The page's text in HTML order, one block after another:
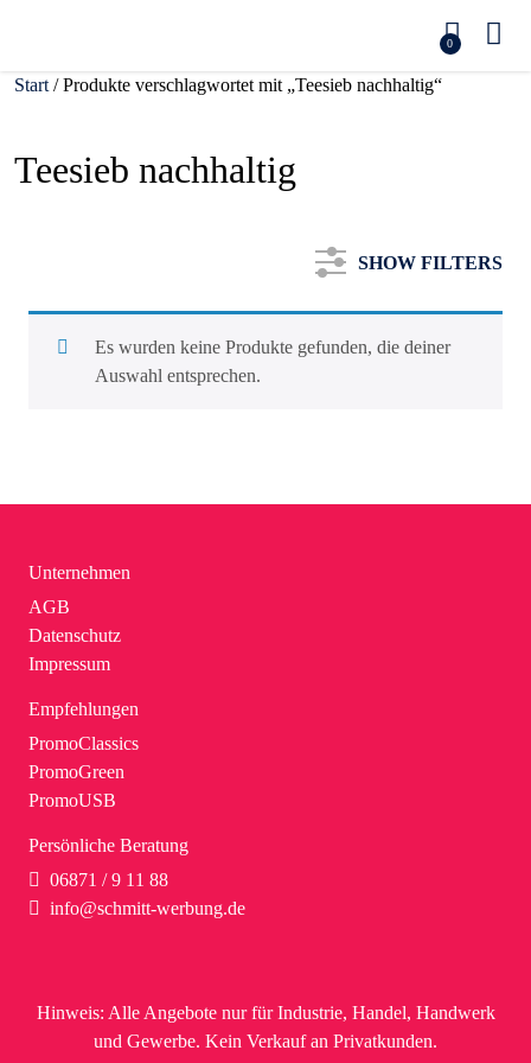
0
Start / Produkte verschlagwortet mit „Teesieb nachhaltig“
Teesieb nachhaltig
SHOW FILTERS
Es wurden keine Produkte gefunden, die deiner
Auswahl entsprechen.
Unternehmen
AGB
Datenschutz
Impressum
Empfehlungen
PromoClassics
PromoGreen
PromoUSB
Persönliche Beratung
06871 / 9 11 88
info@schmitt-werbung.de
Hinweis: Alle Angebote nur für Industrie, Handel, Handwerk
und Gewerbe. Kein Verkauf an Privatkunden.